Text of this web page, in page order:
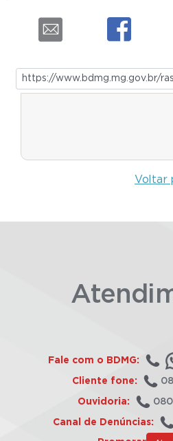
Voltar
Fale com o BDMG:
Cliente fone:
Ouvidoria:
Canal de Denúncias: